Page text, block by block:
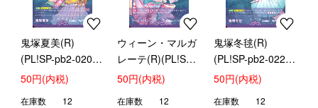
鬼塚夏美(R)
(PL!SP-pb2-020-
R)
50円(内税)
在庫数 12
ウィーン・マルガ
レーテ(R)(PL!SP-
pb2-021-R)
50円(内税)
在庫数 12
鬼塚冬毬(R)
(PL!SP-pb2-022-
R)
50円(内税)
在庫数 12